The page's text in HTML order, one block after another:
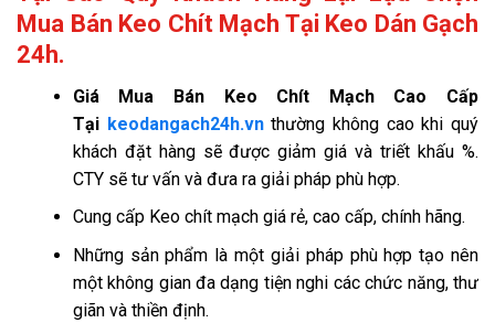
Mua Bán Keo Chít Mạch Tại Keo Dán Gạch
24h.
Giá Mua Bán Keo Chít Mạch Cao Cấp
Tại keodangach24h.vn thường không cao khi quý
khách đặt hàng sẽ được giảm giá và triết khấu %.
CTY sẽ tư vấn và đưa ra giải pháp phù hợp.
Cung cấp Keo chít mạch giá rẻ, cao cấp, chính hãng.
Những sản phẩm là một giải pháp phù hợp tạo nên
một không gian đa dạng tiện nghi các chức năng, thư
giãn và thiền định.